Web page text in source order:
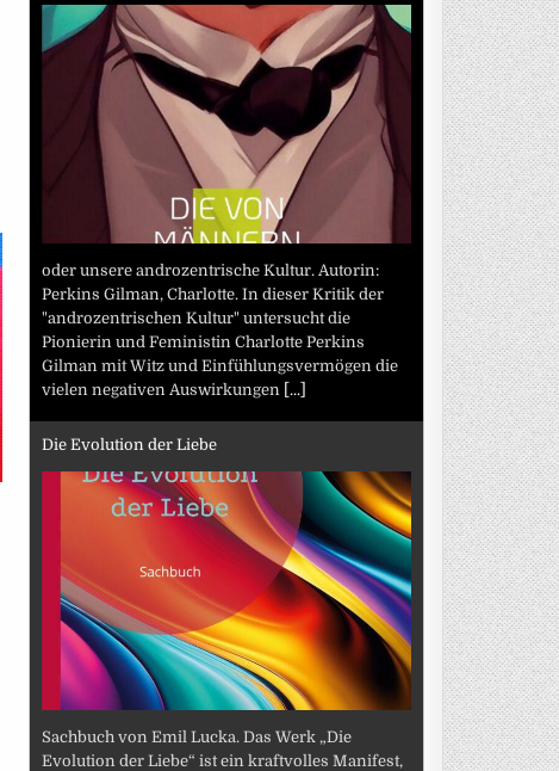
oder unsere androzentrische Kultur. Autorin:
Perkins Gilman, Charlotte. In dieser Kritik der
"androzentrischen Kultur" untersucht die
Pionierin und Feministin Charlotte Perkins
Gilman mit Witz und Einfühlungsvermögen die
vielen negativen Auswirkungen [...]
Die Evolution der Liebe
Sachbuch von Emil Lucka. Das Werk „Die
Evolution der Liebe“ ist ein kraftvolles Manifest,